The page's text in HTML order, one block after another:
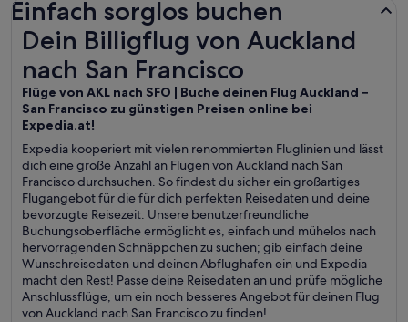
Einfach sorglos buchen
Dein Billigflug von Auckland
nach San Francisco
Flüge von AKL nach SFO | Buche deinen Flug Auckland –
San Francisco zu günstigen Preisen online bei
Expedia.at!
Expedia kooperiert mit vielen renommierten Fluglinien und lässt
dich eine große Anzahl an Flügen von Auckland nach San
Francisco durchsuchen. So findest du sicher ein großartiges
Flugangebot für die für dich perfekten Reisedaten und deine
bevorzugte Reisezeit. Unsere benutzerfreundliche
Buchungsoberfläche ermöglicht es, einfach und mühelos nach
hervorragenden Schnäppchen zu suchen; gib einfach deine
Wunschreisedaten und deinen Abflughafen ein und Expedia
macht den Rest! Passe deine Reisedaten an und prüfe mögliche
Anschlussflüge, um ein noch besseres Angebot für deinen Flug
von Auckland nach San Francisco zu finden!
Dein Billigflug von Auckland nach San Francisco